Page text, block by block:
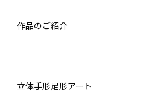
作品のご紹介
┈┈┈┈┈┈┈┈┈┈┈┈
立体手形足形アート